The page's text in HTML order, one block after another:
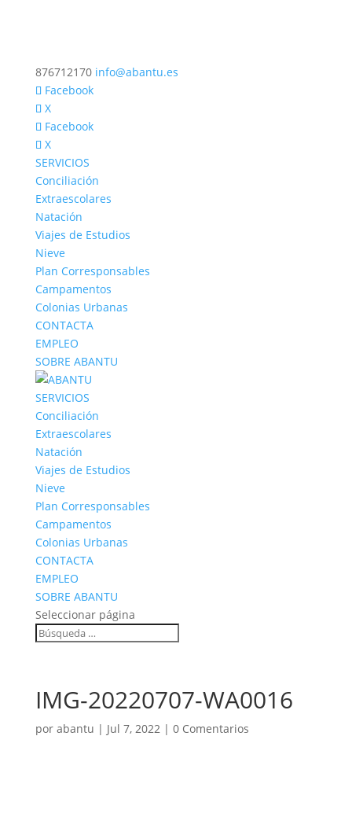
876712170 info@abantu.es
Facebook
X
Facebook
X
SERVICIOS
Conciliación
Extraescolares
Natación
Viajes de Estudios
Nieve
Plan Corresponsables
Campamentos
Colonias Urbanas
CONTACTA
EMPLEO
SOBRE ABANTU
SERVICIOS
Conciliación
Extraescolares
Natación
Viajes de Estudios
Nieve
Plan Corresponsables
Campamentos
Colonias Urbanas
CONTACTA
EMPLEO
SOBRE ABANTU
Seleccionar página
IMG-20220707-WA0016
por abantu | Jul 7, 2022| 0 Comentarios